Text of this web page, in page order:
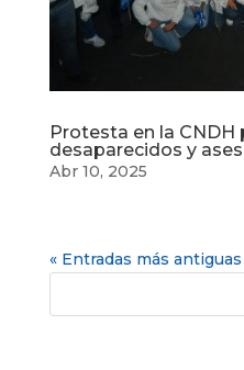
Protesta en la CNDH
desaparecidos y
Abr 10, 2025
« Entradas más antiguas